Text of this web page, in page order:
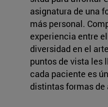
asignatura de una
más personal.
experiencia entre
diversidad en el
puntos de vista les
cada paciente es
distintas formas de